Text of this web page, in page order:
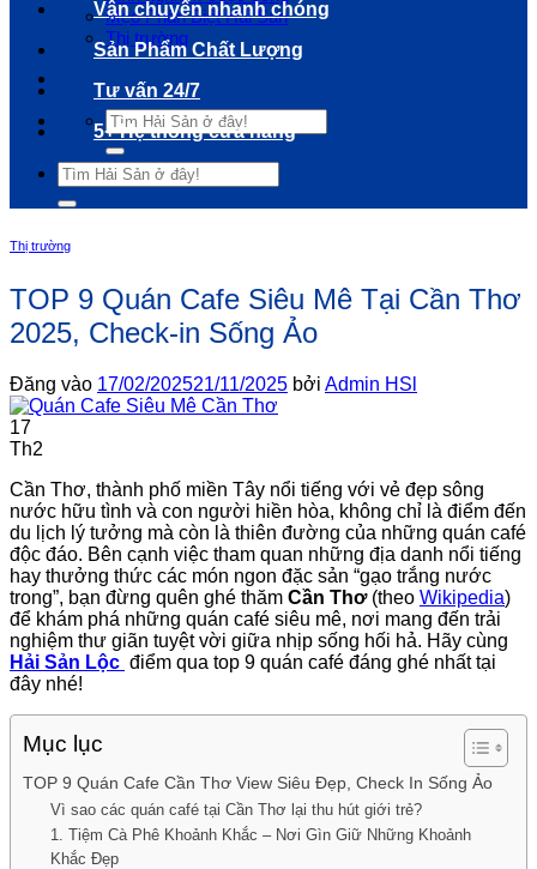
Mẹo Phân Biệt Hải Sản
Thị trường
Tìm
kiếm:
Vận chuyển nhanh chóng
Sản Phẩm Chất Lượng
Tư vấn 24/7
5+ Hệ thống cửa hàng
Tìm
kiếm:
Thị trường
TOP 9 Quán Cafe Siêu Mê Tại Cần Thơ
2025, Check-in Sống Ảo
Đăng vào 17/02/202521/11/2025 bởi Admin HSl
17
Th2
Cần Thơ, thành phố miền Tây nổi tiếng với vẻ đẹp sông
nước hữu tình và con người hiền hòa, không chỉ là điểm đến
du lịch lý tưởng mà còn là thiên đường của những quán café
độc đáo. Bên cạnh việc tham quan những địa danh nổi tiếng
hay thưởng thức các món ngon đặc sản “gạo trắng nước
trong”, bạn đừng quên ghé thăm Cần Thơ (theo Wikipedia)
để khám phá những quán café siêu mê, nơi mang đến trải
nghiệm thư giãn tuyệt vời giữa nhịp sống hối hả. Hãy cùng
Hải Sản Lộc điểm qua top 9 quán café đáng ghé nhất tại
đây nhé!
Mục lục
TOP 9 Quán Cafe Cần Thơ View Siêu Đẹp, Check In Sống Ảo
Vì sao các quán café tại Cần Thơ lại thu hút giới trẻ?
1. Tiệm Cà Phê Khoảnh Khắc – Nơi Gìn Giữ Những Khoảnh
Khắc Đẹp